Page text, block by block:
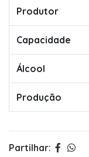
Produtor
Capacidade
Álcool
Produção
Partilhar: